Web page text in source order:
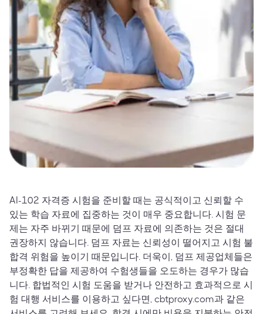
AI-102 자격증 시험을 준비할 때는 공식적이고 신뢰할 수
있는 학습 자료에 집중하는 것이 매우 중요합니다. 시험 문
제는 자주 바뀌기 때문에 덤프 자료에 의존하는 것은 절대
권장하지 않습니다. 덤프 자료는 신뢰성이 떨어지고 시험 불
합격 위험을 높이기 때문입니다. 더욱이, 덤프 제공업체들은
부정확한 답을 제공하여 수험생들을 오도하는 경우가 많습
니다. 합법적인 시험 도움을 받거나 안전하고 효과적으로 시
험 대행 서비스를 이용하고 싶다면, cbtproxy.com과 같은